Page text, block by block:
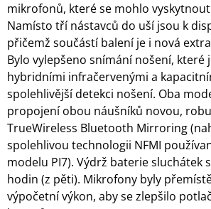
mikrofonů, které se mohlo vyskytnout
Namísto tří nástavců do uší jsou k
přičemž součástí balení je i nová
Bylo vylepšeno snímání nošení, které
hybridními infračervenými a
spolehlivější detekci nošení. Oba
propojení obou náušníků novou,
TrueWireless Bluetooth Mirroring
spolehlivou technologii NFMI
modelu PI7). Výdrž baterie sluchátek
hodin (z pěti). Mikrofony byly
výpočetní výkon, aby se zlepšilo